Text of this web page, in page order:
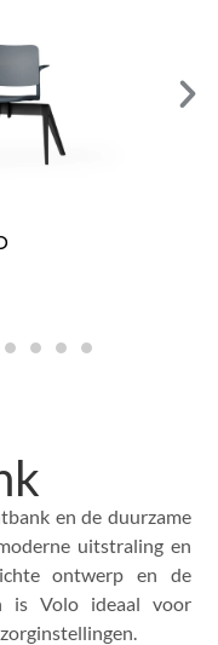
en de duurzame
uitstraling en
ontwerp en de
is Volo ideaal voor